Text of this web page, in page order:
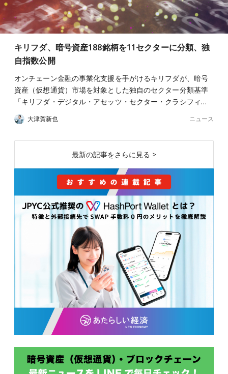
キリフダ、暗号資産188銘柄を11セクターに分類、独
自指数公開
オンチェーン金融の事業化支援を手がけるキリフダが、暗号
資産（仮想通貨）市場を対象とした独自のセクター分類基準
「キリフダ・デジタル・アセッツ・セクター・クラシフィ…
大津賀新也 ニュース
最新の記事をさらに見る >